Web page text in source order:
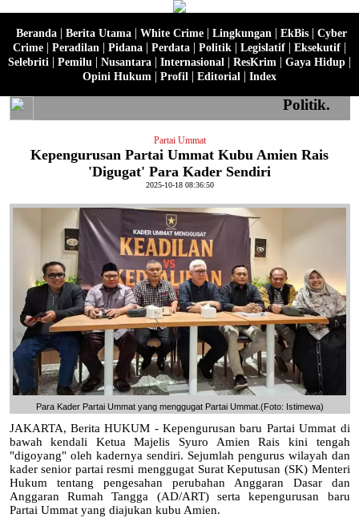
Beranda| Berita Utama| White Crime| Lingkungan | EkBis| Cyber
Crime | Peradilan | Pidana | Perdata | Politik | Legislatif | Eksekutif |
Selebriti | Pemilu | Nusantara | Internasional | ResKrim | Gaya Hidup |
Opini Hukum | Profil | Editorial | Index
Politik.
Partai Ummat
Kepengurusan Partai Ummat Kubu Amien Rais
'Digugat' Para Kader Sendiri
2025-10-18 08:36:50
Para Kader Partai Ummat yang menggugat Partai Ummat.(Foto: Istimewa)
JAKARTA, Berita HUKUM - Kepengurusan baru Partai Ummat di
bawah kendali Ketua Majelis Syuro Amien Rais kini tengah
"digoyang" oleh kadernya sendiri. Sejumlah pengurus wilayah dan
kader senior partai resmi menggugat Surat Keputusan (SK) Menteri
Hukum tentang pengesahan perubahan Anggaran Dasar dan
Anggaran Rumah Tangga (AD/ART) serta kepengurusan baru
Partai Ummat yang diajukan kubu Amien.